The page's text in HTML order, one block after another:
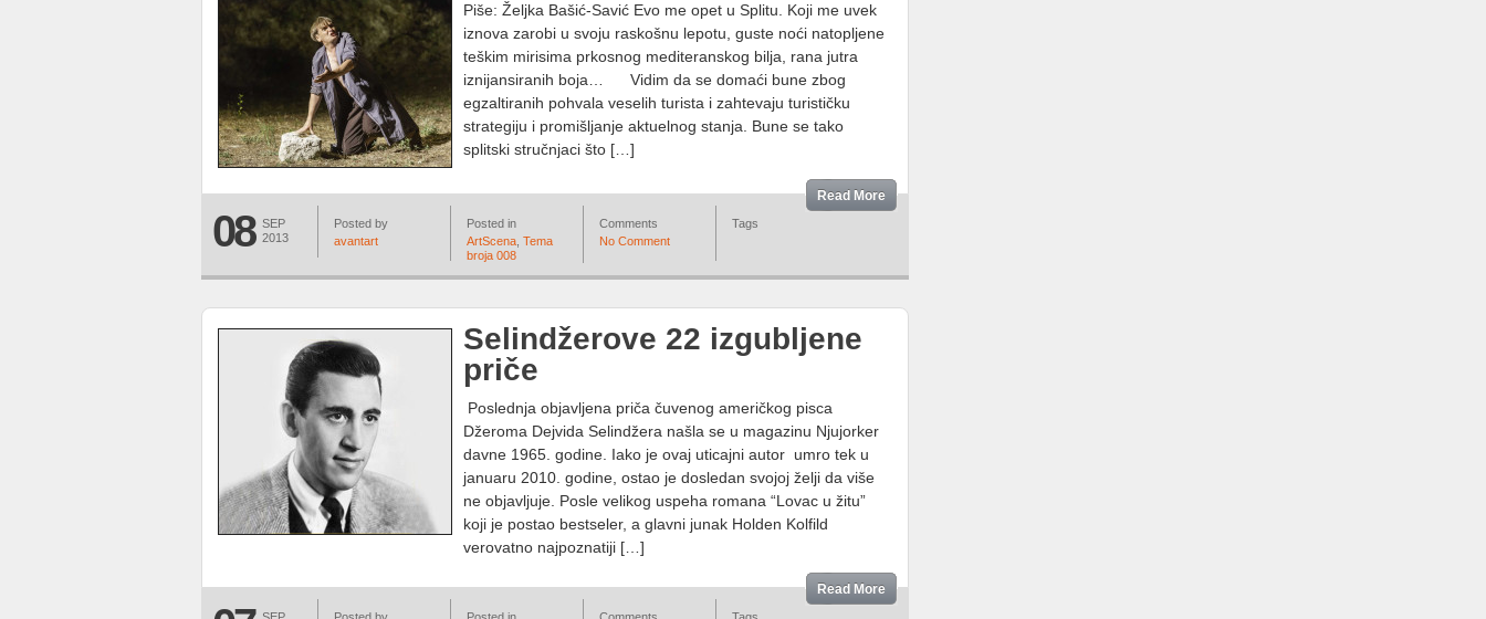
Piše: Željka Bašić-Savić Evo me opet u Splitu. Koji me uvek
iznova zarobi u svoju raskošnu lepotu, guste noći natopljene
teškim mirisima prkosnog mediteranskog bilja, rana jutra
iznijansiranih boja… Vidim da se domaći bune zbog
egzaltiranih pohvala veselih turista i zahtevaju turističku
strategiju i promišljanje aktuelnog stanja. Bune se tako
splitski stručnjaci što […]
08 SEP
2013
Posted by
avantart
Posted in
ArtScena Tema
broja 008
Comments
No Comment
Tags
Read More
Selindžerove 22 izgubljene
priče
Poslednja objavljena priča čuvenog američkog pisca
Džeroma Dejvida Selindžera našla se u magazinu Njujorker
davne 1965. godine. Iako je ovaj uticajni autor umro tek u
januaru 2010. godine, ostao je dosledan svojoj želji da više
ne objavljuje. Posle velikog uspeha romana “Lovac u žitu”
koji je postao bestseler, a glavni junak Holden Kolfild
verovatno najpoznatiji […]
Read More